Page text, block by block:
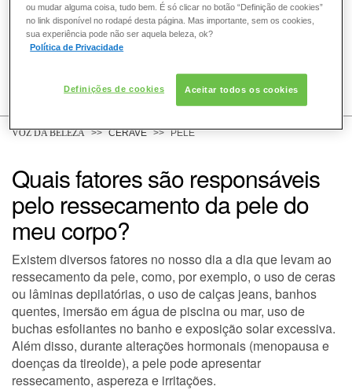
COMO POSSO AJUDAR? DÚVIDAS SOBRE:
PELE
DERMACLUB
VOZ DA BELEZA CERAVE PELE
Quais fatores são responsáveis
pelo ressecamento da pele do
meu corpo?
Existem diversos fatores no nosso dia a dia que levam ao
ressecamento da pele, como, por exemplo, o uso de ceras
ou lâminas depilatórias, o uso de calças jeans, banhos
quentes, imersão em água de piscina ou mar, uso de
buchas esfoliantes no banho e exposição solar excessiva.
Além disso, durante alterações hormonais (menopausa e
doenças da tireoide), a pele pode apresentar
ressecamento, aspereza e irritações.
ou mudar alguma coisa, tudo bem. É só clicar no botão “Definição de cookies”
no link disponível no rodapé desta página. Mas importante, sem os cookies,
sua experiência pode não ser aquela beleza, ok?
Política de Privacidade
Definições de cookies Aceitar todos os cookies